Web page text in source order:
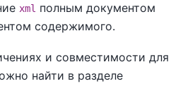
xml полным документом
содержимого.
и совместимости для
найти в разделе